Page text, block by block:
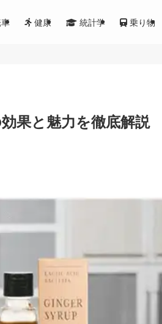
健康 統計学 乗り物
果と魅力を徹底解説